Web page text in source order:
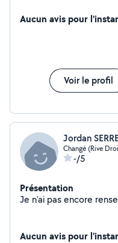
Aucun avis pour
Voir le profil
Jordan
Changé (Rive
-/5
Présentation
Aucun avis pour